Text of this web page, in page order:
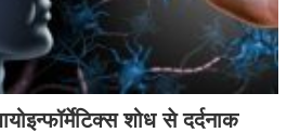
शोध से दर्दनाक